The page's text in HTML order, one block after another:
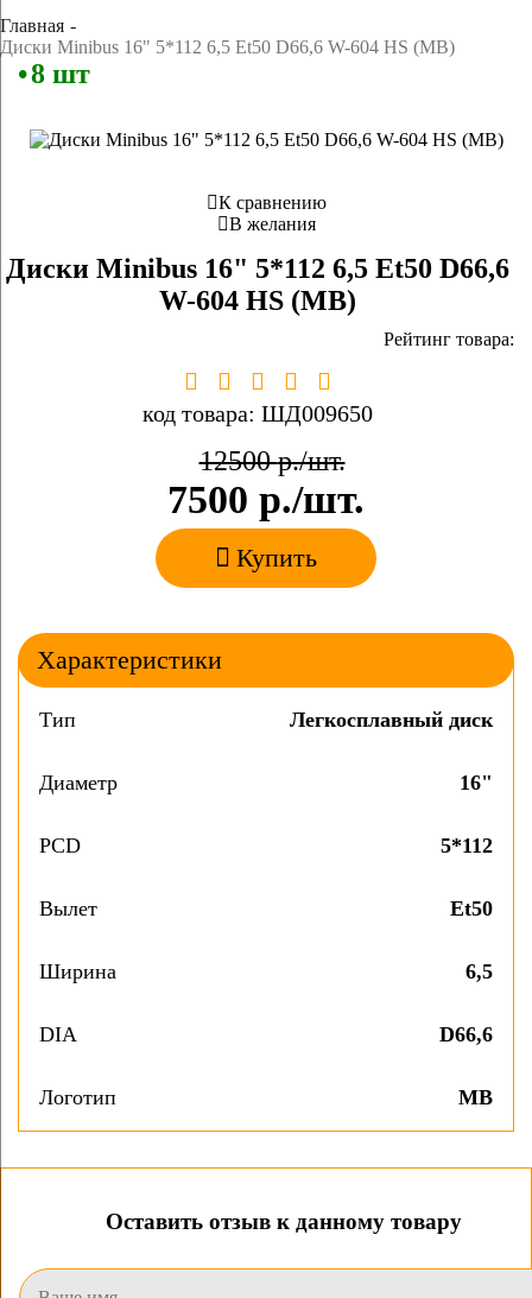
Главная
Диски Minibus 16" 5*112 6,5 Et50 D66,6 W-604 HS (MB)
8 шт
К сравнению
В желания
Диски Minibus 16" 5*112 6,5 Et50 D66,6
W-604 HS (MB)
Рейтинг товара:
код товара: ШД009650
12500р./шт.
7500 р./шт.
Купить
Характеристики
Тип Легкосплавный диск
Диаметр 16"
PCD 5*112
Вылет Et50
Ширина 6,5
DIA D66,6
Логотип MB
Оставить отзыв к данному товару